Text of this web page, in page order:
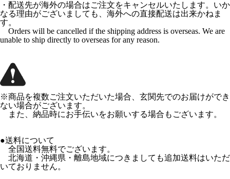
・配送先が海外の場合はご注文をキャンセルいたします。いか
なる理由がございましても、海外への直接配送は出来かねま
す。
Orders will be cancelled if the shipping address is overseas. We are
unable to ship directly to overseas for any reason.
※商品を複数ご注文いただいた場合、玄関先でのお届けができ
ない場合がございます。
また、納品時にお手伝いをお願いする場合もございます。
●送料について
全国送料無料でございます。
北海道・沖縄県・離島地域につきましても追加送料はいただ
いておりません。